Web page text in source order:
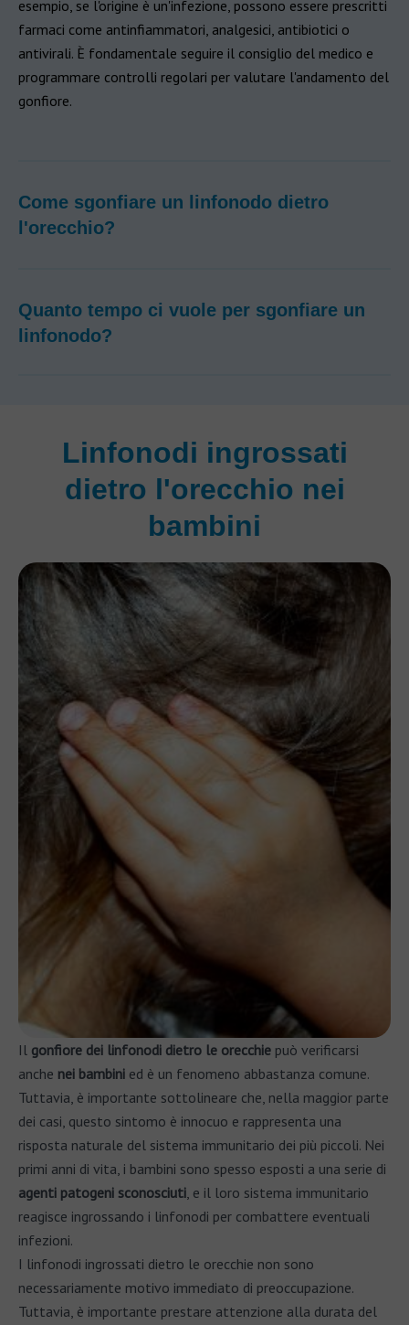
esempio, se l'origine è un'infezione, possono essere prescritti
farmaci come antinfiammatori, analgesici, antibiotici o
antivirali. È fondamentale seguire il consiglio del medico e
programmare controlli regolari per valutare l'andamento del
gonfiore.
Come sgonfiare un linfonodo dietro
l'orecchio?
Quanto tempo ci vuole per sgonfiare un
linfonodo?
Linfonodi ingrossati
dietro l'orecchio nei
bambini
Il gonfiore dei linfonodi dietro le orecchie può verificarsi
anche nei bambini ed è un fenomeno abbastanza comune.
Tuttavia, è importante sottolineare che, nella maggior parte
dei casi, questo sintomo è innocuo e rappresenta una
risposta naturale del sistema immunitario dei più piccoli. Nei
primi anni di vita, i bambini sono spesso esposti a una serie di
agenti patogeni sconosciuti, e il loro sistema immunitario
reagisce ingrossando i linfonodi per combattere eventuali
infezioni.
I linfonodi ingrossati dietro le orecchie non sono
necessariamente motivo immediato di preoccupazione.
Tuttavia, è importante prestare attenzione alla durata del